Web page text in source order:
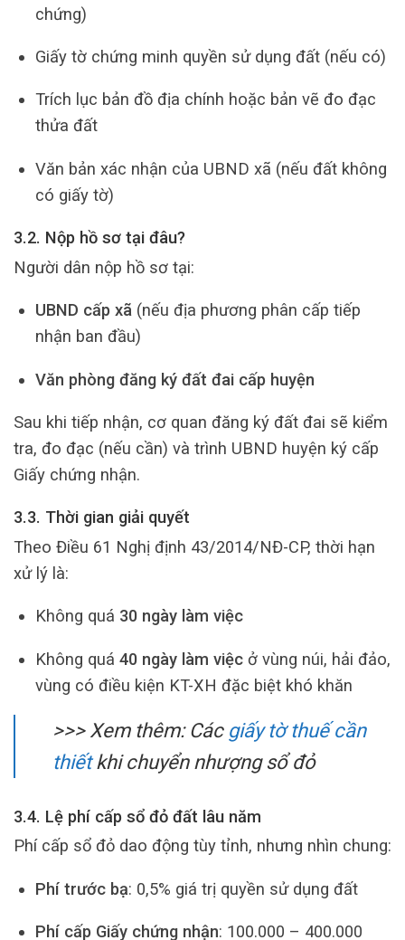
chứng)
Giấy tờ chứng minh quyền sử dụng đất (nếu có)
Trích lục bản đồ địa chính hoặc bản vẽ đo đạc
thửa đất
Văn bản xác nhận của UBND xã (nếu đất không
có giấy tờ)
3.2. Nộp hồ sơ tại đâu?
Người dân nộp hồ sơ tại:
UBND cấp xã (nếu địa phương phân cấp tiếp
nhận ban đầu)
Văn phòng đăng ký đất đai cấp huyện
Sau khi tiếp nhận, cơ quan đăng ký đất đai sẽ kiểm
tra, đo đạc (nếu cần) và trình UBND huyện ký cấp
Giấy chứng nhận.
3.3. Thời gian giải quyết
Theo Điều 61 Nghị định 43/2014/NĐ-CP, thời hạn
xử lý là:
Không quá 30 ngày làm việc
Không quá 40 ngày làm việcở vùng núi, hải đảo,
vùng có điều kiện KT-XH đặc biệt khó khăn
>>> Xem thêm: Cácgiấy tờ thuế cần
thiếtkhi chuyển nhượng sổ đỏ
3.4. Lệ phí cấp sổ đỏ đất lâu năm
Phí cấp sổ đỏ dao động tùy tỉnh, nhưng nhìn chung:
Phí trước bạ: 0,5% giá trị quyền sử dụng đất
Phí cấp Giấy chứng nhận: 100.000 – 400.000